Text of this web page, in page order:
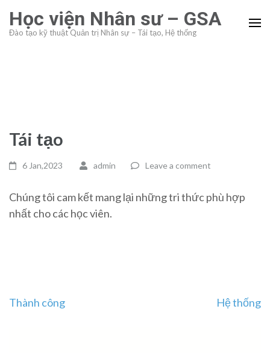
content
Học viện Nhân sư – GSA
Đào tạo kỹ thuật Quản trị Nhân sự – Tái tạo, Hệ thống
Tái tạo
6 Jan,2023 admin Leave a comment
Chúng tôi cam kết mang lại những tri thức phù hợp
nhất cho các học viên.
Post
Thành công Hệ thống